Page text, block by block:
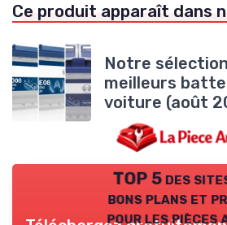
Ce produit apparaît dans
Notre
meilleurs
voiture (août
TOP 5 des
bons plans et
pour les pièces